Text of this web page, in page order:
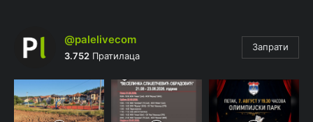
@palelivecom
3.752 Пратилаца
Запрати